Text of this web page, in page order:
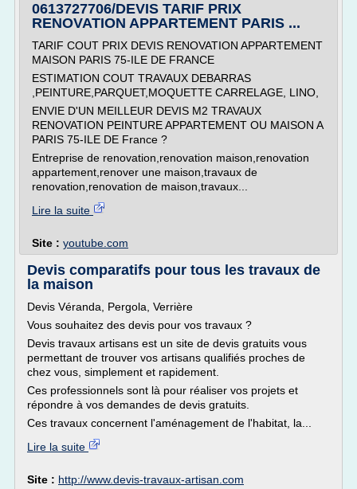
0613727706/DEVIS TARIF PRIX
RENOVATION APPARTEMENT PARIS ...
TARIF COUT PRIX DEVIS RENOVATION APPARTEMENT
MAISON PARIS 75-ILE DE FRANCE
ESTIMATION COUT TRAVAUX DEBARRAS
,PEINTURE,PARQUET,MOQUETTE CARRELAGE, LINO,
ENVIE D'UN MEILLEUR DEVIS M2 TRAVAUX
RENOVATION PEINTURE APPARTEMENT OU MAISON A
PARIS 75-ILE DE France ?
Entreprise de renovation,renovation maison,renovation
appartement,renover une maison,travaux de
renovation,renovation de maison,travaux...
Lire la suite
Site : youtube.com
Devis comparatifs pour tous les travaux de
la maison
Devis Véranda, Pergola, Verrière
Vous souhaitez des devis pour vos travaux ?
Devis travaux artisans est un site de devis gratuits vous
permettant de trouver vos artisans qualifiés proches de
chez vous, simplement et rapidement.
Ces professionnels sont là pour réaliser vos projets et
répondre à vos demandes de devis gratuits.
Ces travaux concernent l'aménagement de l'habitat, la...
Lire la suite
Site : http://www.devis-travaux-artisan.com